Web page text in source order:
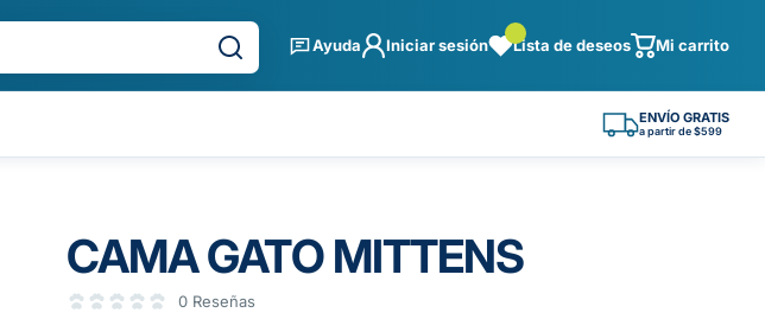
Ayuda Iniciar sesión Lista de deseos Mi carrito
ENVÍO GRATIS
a partir de $599
CAMA GATO MITTENS
0 Reseñas